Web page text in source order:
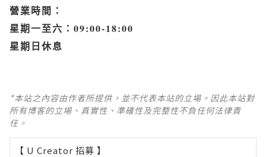
營業時間：
星期一至六： 09:00-18:00
星期日休息
*本站之內容由作者所提供，並不代表本站的立場。因此本站對
所有博客的立場、真實性、準確性及完整性不負任何法律責
任。
【 U Creator 招募 】